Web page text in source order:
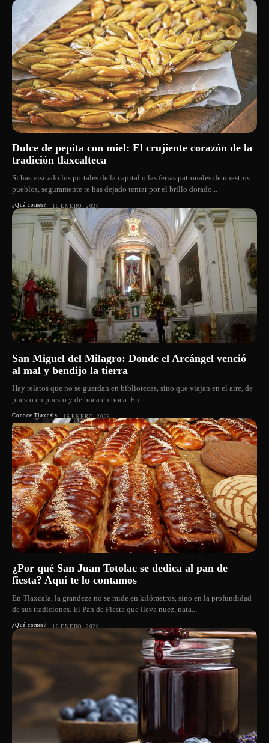
Dulce de pepita con miel: El crujiente corazón de la
tradición tlaxcalteca
Si has visitado los portales de la capital o las ferias patronales de nuestros
pueblos, seguramente te has dejado tentar por el brillo dorado...
¿Qué comer? 16 ENERO, 2026
San Miguel del Milagro: Donde el Arcángel venció
al mal y bendijo la tierra
Hay relatos que no se guardan en bibliotecas, sino que viajan en el aire, de
puesto en puesto y de boca en boca. En...
Conoce Tlaxcala 16 ENERO, 2026
¿Por qué San Juan Totolac se dedica al pan de
fiesta? Aquí te lo contamos
En Tlaxcala, la grandeza no se mide en kilómetros, sino en la profundidad
de sus tradiciones. El Pan de Fiesta que lleva nuez, nata...
¿Qué comer? 16 ENERO, 2026